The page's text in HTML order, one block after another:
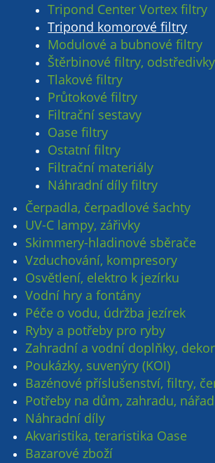
Tripond Center Vortex filtry
Tripond komorové filtry
Modulové a bubnové filtry
Štěrbinové filtry, odstředivky
Tlakové filtry
Průtokové filtry
Filtrační sestavy
Oase filtry
Ostatní filtry
Filtrační materiály
Náhradní díly filtry
Čerpadla, čerpadlové šachty
UV-C lampy, zářivky
Skimmery-hladinové sběrače
Vzduchování, kompresory
Osvětlení, elektro k jezírku
Vodní hry a fontány
Péče o vodu, údržba jezírek
Ryby a potřeby pro ryby
Zahradní a vodní doplňky,
Poukázky, suvenýry (KOI)
Bazénové příslušenství, filtry,
Potřeby na dům, zahradu,
Náhradní díly
Akvaristika, teraristika Oase
Bazarové zboží